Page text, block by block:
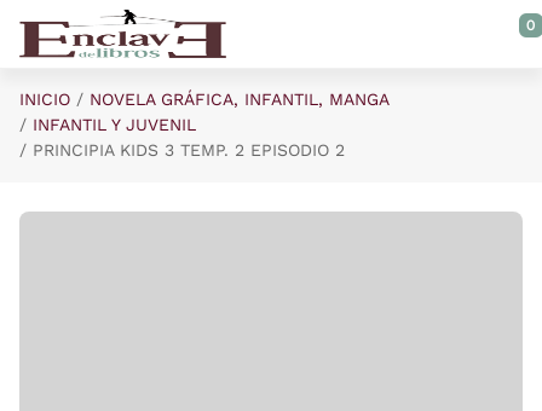
Saltar al contenido principal
0
INICIO
NOVELA GRÁFICA, INFANTIL, MANGA
INFANTIL Y JUVENIL
PRINCIPIA KIDS 3 TEMP. 2 EPISODIO 2